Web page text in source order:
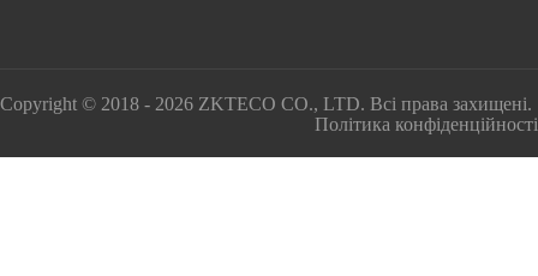
Copyright © 2018 - 2026 ZKTECO CO., LTD. Всі права захищені.
Політика конфіденційності